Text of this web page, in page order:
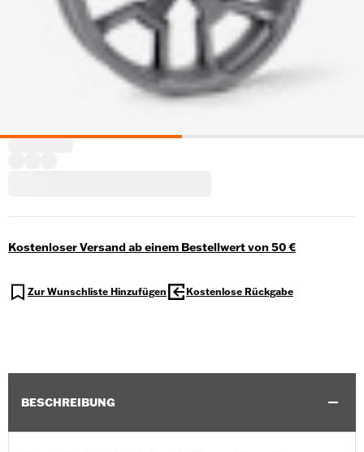
Kostenloser Versand ab einem Bestellwert von 50 €
Zur Wunschliste Hinzufügen Kostenlose Rückgabe
BESCHREIBUNG